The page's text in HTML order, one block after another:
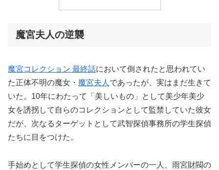
魔宮夫人の逆襲
魔宮コレクション 最終話において倒されたと思われてい
た正体不明の魔女・ 魔宮夫人 であったが、実はまだ生きて
いた。10年にわたって「美しいもの」として美少年美少
女を誘拐して自らのコレクションとして監禁していた彼女
だが、次なるターゲットとして武智探偵事務所の学生探偵
たちに目をつけた。
手始めとして学生探偵の女性メンバーの一人、雨宮財閥の